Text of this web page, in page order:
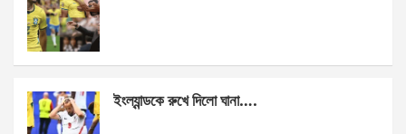
ইংল্যান্ডকে রুখে দিলো ঘানা….